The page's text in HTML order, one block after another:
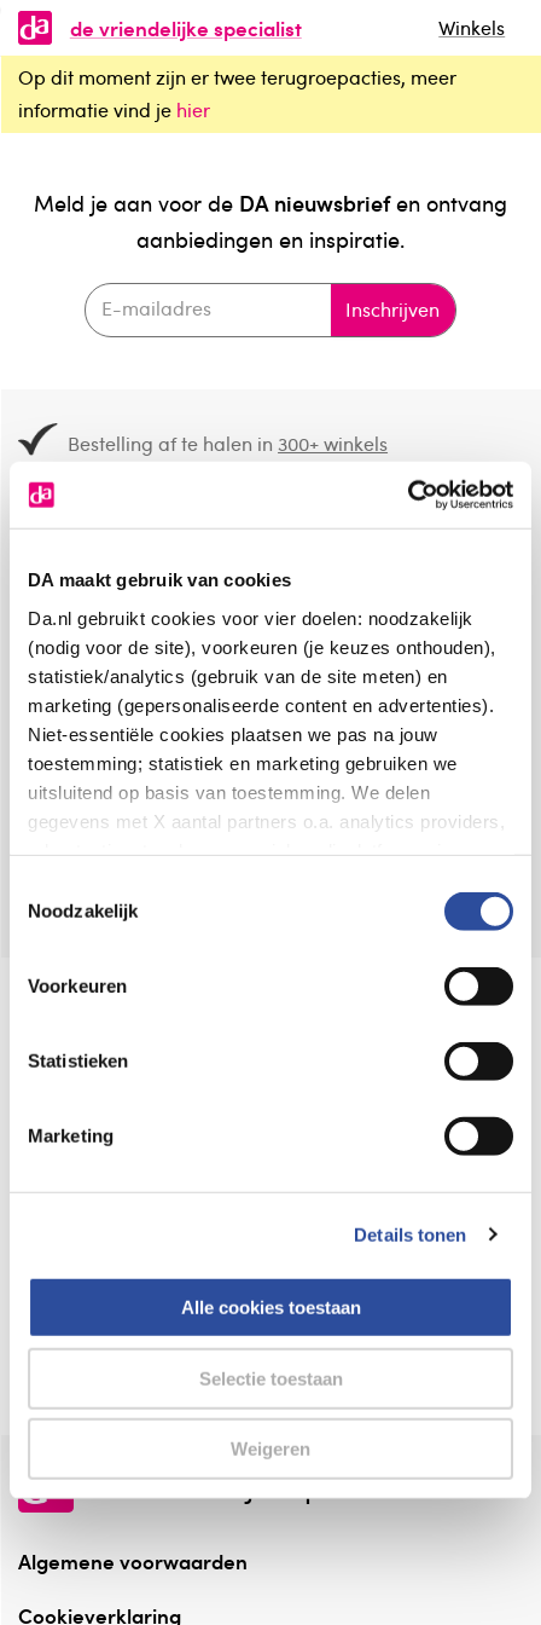
DA maakt gebruik van cookies
Da.nl gebruikt cookies voor vier doelen: noodzakelijk
(nodig voor de site), voorkeuren (je keuzes onthouden),
statistiek/analytics (gebruik van de site meten) en
marketing (gepersonaliseerde content en advertenties).
Niet-essentiële cookies plaatsen we pas na jouw
toestemming; statistiek en marketing gebruiken we
uitsluitend op basis van toestemming. We delen
gegevens met X aantal partners o.a. analytics providers,
en de bewaartermijnen per categorie. Je kunt je keuze op
gegevensverwerking staat in de
Privacyverklaring
Noodzakelijk
Voorkeuren
Statistieken
Marketing
Details tonen
Alle cookies toestaan
Selectie toestaan
Weigeren
de vriendelijke specialist
Winkels
Op dit moment zijn er twee terugroepacties, meer
informatie vind je hier
Meld je aan voor de DA nieuwsbriefen ontvang
aanbiedingen en inspiratie.
Inschrijven
Bestelling af te halen in300+ winkels
8.6 uit4.106 reviews
Over DA
Klantenservice
Assortiment
VolgDAop:
Online aanbieder medicijnen
webshop mag verkopen.
⁠Verantwoorde zorg, ⁠ook online.
Altijd onze folder bij de hand
Check onze folders ⁠bij AlleFolders.
de vriendelijke specialist
Algemene voorwaarden
Cookieverklaring